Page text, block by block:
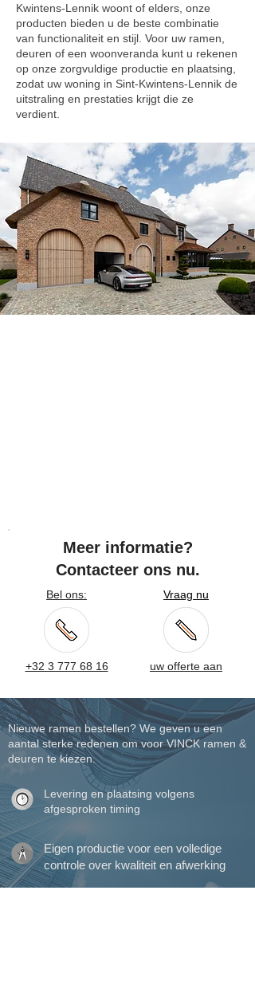
Kwintens-Lennik woont of elders, onze
producten bieden u de beste combinatie
van functionaliteit en stijl. Voor uw ramen,
deuren of een woonveranda kunt u rekenen
op onze zorgvuldige productie en plaatsing,
zodat uw woning in Sint-Kwintens-Lennik de
uitstraling en prestaties krijgt die ze
verdient.
Meer informatie?
Contacteer ons nu.
Bel ons:
+32 3 777 68 16
Vraag nu
uw offerte aan
Nieuwe ramen bestellen? We geven u een
aantal sterke redenen om voor VINCK ramen &
deuren te kiezen.
Levering en plaatsing volgens
afgesproken timing
Eigen productie voor een volledige
controle over kwaliteit en afwerking